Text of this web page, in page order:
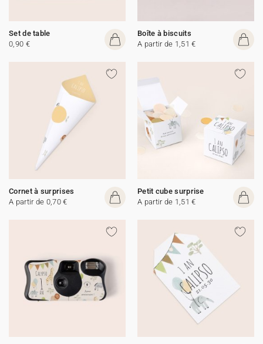
Set de table
0,90 €
Boîte à biscuits
A partir de 1,51 €
Cornet à surprises
A partir de 0,70 €
Petit cube surprise
A partir de 1,51 €